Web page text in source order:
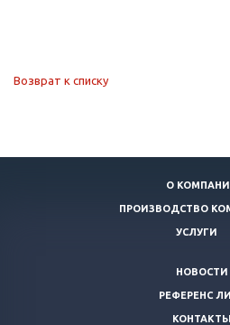
Возврат к списку
О
ПРОИЗВОДСТВО
УСЛУГИ
НОВОСТИ
РЕФЕРЕНС
КОНТАКТЫ